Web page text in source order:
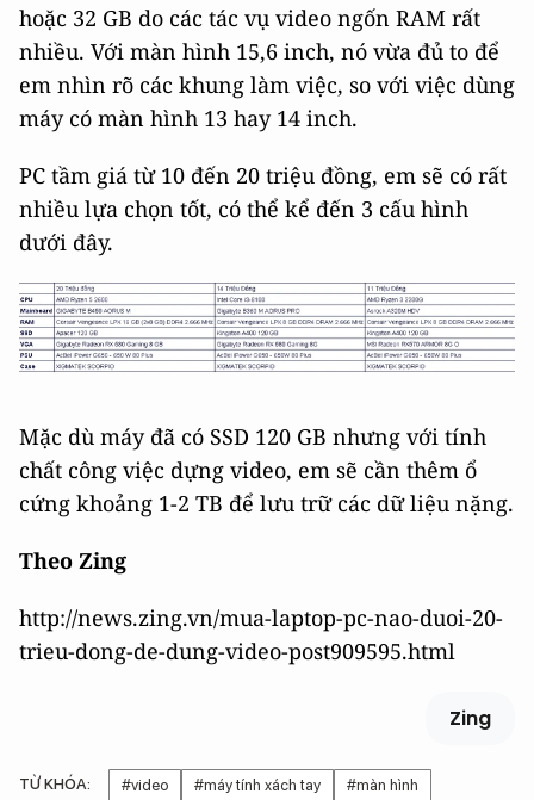
hoặc 32 GB do các tác vụ video ngốn RAM rất
nhiều. Với màn hình 15,6 inch, nó vừa đủ to để
em nhìn rõ các khung làm việc, so với việc dùng
máy có màn hình 13 hay 14 inch.
PC tầm giá từ 10 đến 20 triệu đồng, em sẽ có rất
nhiều lựa chọn tốt, có thể kể đến 3 cấu hình
dưới đây.
Mặc dù máy đã có SSD 120 GB nhưng với tính
chất công việc dựng video, em sẽ cần thêm ổ
cứng khoảng 1-2 TB để lưu trữ các dữ liệu nặng.
Theo Zing
http://news.zing.vn/mua-laptop-pc-nao-duoi-20-
trieu-dong-de-dung-video-post909595.html
Zing
TỪ KHÓA: #video #máy tính xách tay
#màn hình